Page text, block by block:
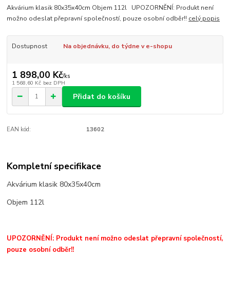
Akvárium klasik 80x35x40cm Objem 112l UPOZORNĚNÍ: Produkt není
možno odeslat přepravní společností, pouze osobní odběr!! celý popis
Dostupnost Na objednávku, do týdne v e-shopu
1 898,00 Kč/ks
1 568,60 Kč bez DPH
Přidat do košíku
EAN kód: 13602
Kompletní specifikace
Akvárium klasik 80x35x40cm
Objem 112l
UPOZORNĚNÍ: Produkt není možno odeslat přepravní společností,
pouze osobní odběr!!